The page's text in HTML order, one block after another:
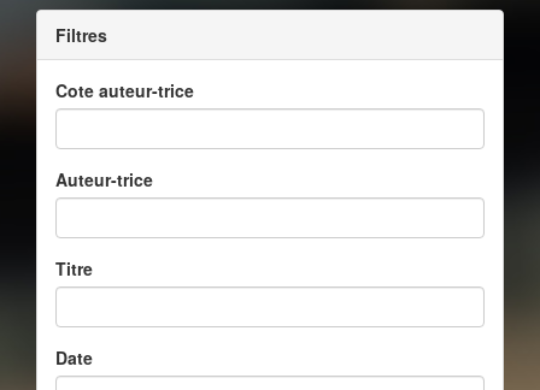
Filtres
Cote auteur-trice
Auteur-trice
Titre
Date